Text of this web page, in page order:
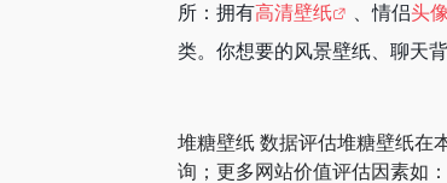
所：拥有高清壁纸 、情侣头像
类。你想要的风景壁纸、聊天
堆糖壁纸 数据评估堆糖壁纸在
询；更多网站价值评估因素如